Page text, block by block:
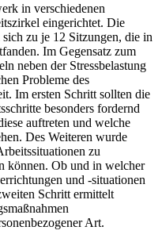
in verschiedenen
eingerichtet. Die
zu je 12 Sitzungen, die in
Im Gegensatz zum
neben der Stressbelastung
Probleme des
Im ersten Schritt sollten die
besonders fordernd
auftreten und welche
Des Weiteren wurde
zu
können. Ob und in welcher
und -situationen
Schritt ermittelt
Art.